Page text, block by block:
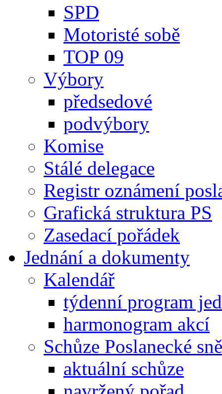
SPD
Motoristé sobě
TOP 09
Výbory
předsedové
podvýbory
Komise
Stálé delegace
Registr oznámení
Grafická struktura PS
Zasedací pořádek
Jednání a dokumenty
Kalendář
týdenní program
harmonogram akcí
Schůze Poslanecké
aktuální schůze